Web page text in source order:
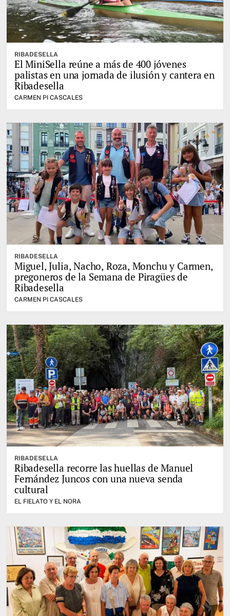
RIBADESELLA
El MiniSella reúne a más de 400 jóvenes
palistas en una jornada de ilusión y cantera en
Ribadesella
CARMEN PI CASCALES
RIBADESELLA
Miguel, Julia, Nacho, Roza, Monchu y Carmen,
pregoneros de la Semana de Piragües de
Ribadesella
CARMEN PI CASCALES
RIBADESELLA
Ribadesella recorre las huellas de Manuel
Fernández Juncos con una nueva senda
cultural
EL FIELATO Y EL NORA